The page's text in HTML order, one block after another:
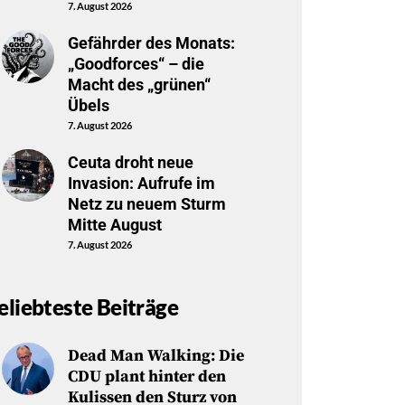
7. August 2026
Gefährder des Monats:
„Goodforces“ – die
Macht des „grünen“
Übels
7. August 2026
Ceuta droht neue
Invasion: Aufrufe im
Netz zu neuem Sturm
Mitte August
7. August 2026
Beiträge
Dead Man Walking: Die
CDU plant hinter den
Kulissen den Sturz von